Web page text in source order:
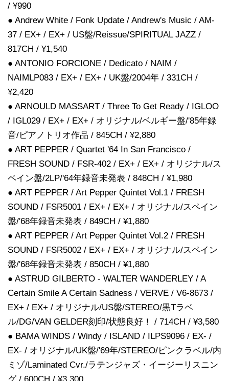
/ ¥990
● Andrew White / Fonk Update / Andrew's Music / AM-
37 / EX+ / EX+ / US盤/Reissue/SPIRITUAL JAZZ /
817CH / ¥1,540
● ANTONIO FORCIONE / Dedicato / NAIM /
NAIMLP083 / EX+ / EX+ / UK盤/2004年 / 331CH /
¥2,420
● ARNOULD MASSART / Three To Get Ready / IGLOO
/ IGL029 / EX+ / EX+ / オリジナル/ベルギー盤/'85年録
音/ピアノトリオ作品 / 845CH / ¥2,880
● ART PEPPER / Quartet '64 In San Francisco /
FRESH SOUND / FSR-402 / EX+ / EX+ / オリジナル/ス
ペイン盤/2LP/'64年録音未発表 / 848CH / ¥1,980
● ART PEPPER / Art Pepper Quintet Vol.1 / FRESH
SOUND / FSR5001 / EX+ / EX+ / オリジナル/スペイン
盤/'68年録音未発表 / 849CH / ¥1,880
● ART PEPPER / Art Pepper Quintet Vol.2 / FRESH
SOUND / FSR5002 / EX+ / EX+ / オリジナル/スペイン
盤/'68年録音未発表 / 850CH / ¥1,880
● ASTRUD GILBERTO - WALTER WANDERLEY / A
Certain Smile A Certain Sadness / VERVE / V6-8673 /
EX+ / EX+ / オリジナル/US盤/STEREO/黒Tラベ
ル/DG/VAN GELDER刻印/状態良好！ / 714CH / ¥3,580
● BAMA WINDS / Windy / ISLAND / ILPS9096 / EX- /
EX- / オリジナル/UK盤/'69年/STEREO/ピンクラベル/内
ミゾ/Laminated Cvr./ラテンジャズ・イージーリスニン
グ / 600CH / ¥3,300